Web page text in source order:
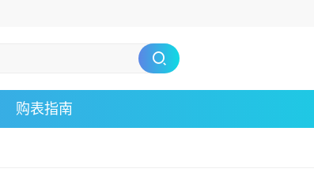
购表指南